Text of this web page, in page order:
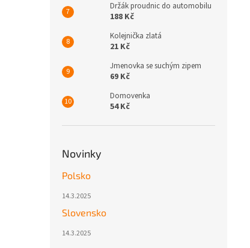
Držák proudnic do automobilu
188 Kč
Kolejnička zlatá
21 Kč
Jmenovka se suchým zipem
69 Kč
Domovenka
54 Kč
Novinky
Polsko
14.3.2025
Slovensko
14.3.2025